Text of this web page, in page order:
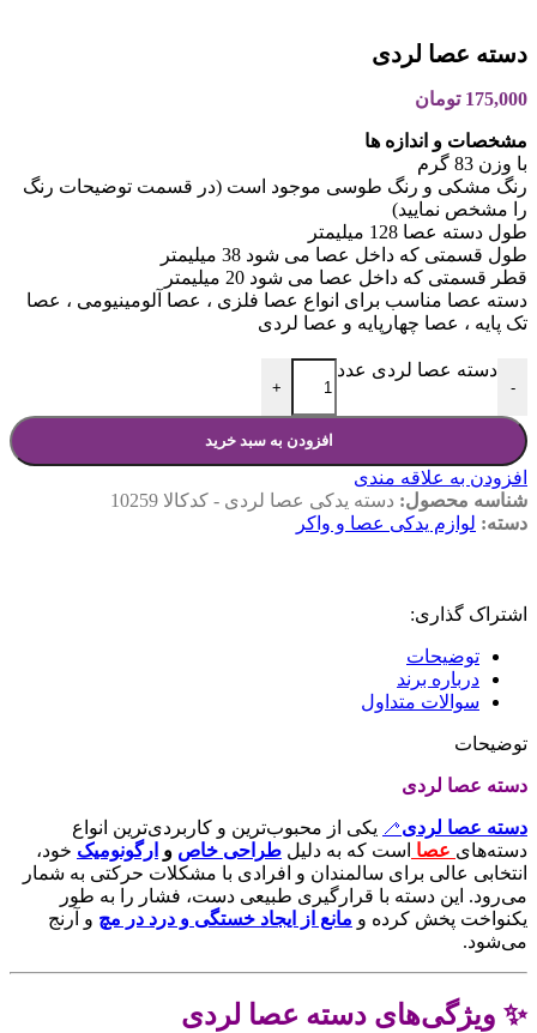
دسته عصا لردی
175,000 تومان
مشخصات و اندازه ها
با وزن 83 گرم
رنگ مشکی و رنگ طوسی موجود است (در قسمت توضیحات رنگ
را مشخص نمایید)
طول دسته عصا 128 میلیمتر
طول قسمتی که داخل عصا می شود 38 میلیمتر
قطر قسمتی که داخل عصا می شود 20 میلیمتر
دسته عصا مناسب برای انواع عصا فلزی ، عصا آلومینیومی ، عصا
تک پایه ، عصا چهارپایه و عصا لردی
-
دسته عصا لردی عدد
+
افزودن به سبد خرید
افزودن به علاقه مندی
شناسه محصول: دسته یدکی عصا لردی - کدکالا 10259
دسته: لوازم یدکی عصا و واکر
اشتراک گذاری:
توضیحات
درباره برند
سوالات متداول
توضیحات
دسته عصا لردی
دسته عصا لردی🦯 یکی از محبوب‌ترین و کاربردی‌ترین انواع
دسته‌های عصا است که به دلیل طراحی خاص و ارگونومیک خود،
انتخابی عالی برای سالمندان و افرادی با مشکلات حرکتی به شمار
می‌رود. این دسته با قرارگیری طبیعی دست، فشار را به طور
یکنواخت پخش کرده و مانع از ایجاد خستگی و درد در مچ و آرنج
می‌شود.
✨ ویژگی‌های دسته عصا لردی